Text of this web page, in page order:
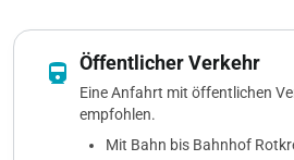
directions_railway Öffentlicher Verkehr
Eine Anfahrt mit öffentlichen
empfohlen.
Mit Bahn bis Bahnhof